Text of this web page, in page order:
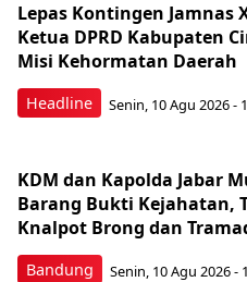
Headline
Lepas Kontingen Jamnas
Ketua DPRD Kabupaten
Misi Kehormatan Daerah
Senin, 10 Agu 2026 -
Bandung
KDM dan Kapolda Jabar
Barang Bukti Kejahatan,
Knalpot Brong dan
Senin, 10 Agu 2026 -